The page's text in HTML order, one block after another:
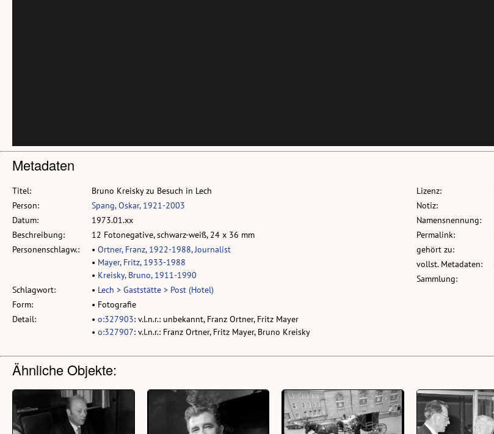
Metadaten
Titel:
Bruno Kreisky zu Besuch in Lech
Person:
Spang, Oskar, 1921-2003
Datum:
1973.01.xx
Beschreibung:
12 Fotonegative, schwarz-weiß, 24 x 36 mm
Personenschlagw.:
• Ortner, Franz, 1922-1988, Journalist
• Mayer, Fritz, 1933-1988
• Kreisky, Bruno, 1911-1990
Schlagwort:
• Lech > Gaststätte > Post (Hotel)
Form:
• Fotografie
Detail:
• o:327903: v.l.n.r.: unbekannt, Franz Ortner, Fritz Mayer
• o:327907: v.l.n.r.: Franz Ortner, Fritz Mayer, Bruno Kreisky
Lizenz:
Notiz:
Namensnennung:
Permalink:
gehört zu:
vollst. Metadaten:
Sammlung:
Ähnliche Objekte: